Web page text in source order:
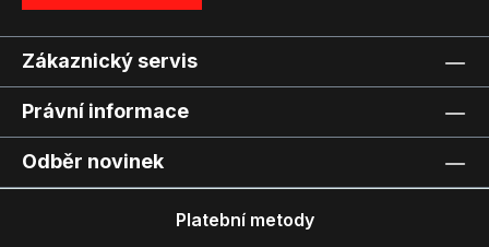
Zákaznický servis
Právní informace
Odběr novinek
Platební metody